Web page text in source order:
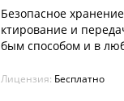
Безопасное
ктирование и
бым способом и в
у исходных
Лицензия: Бесплатно